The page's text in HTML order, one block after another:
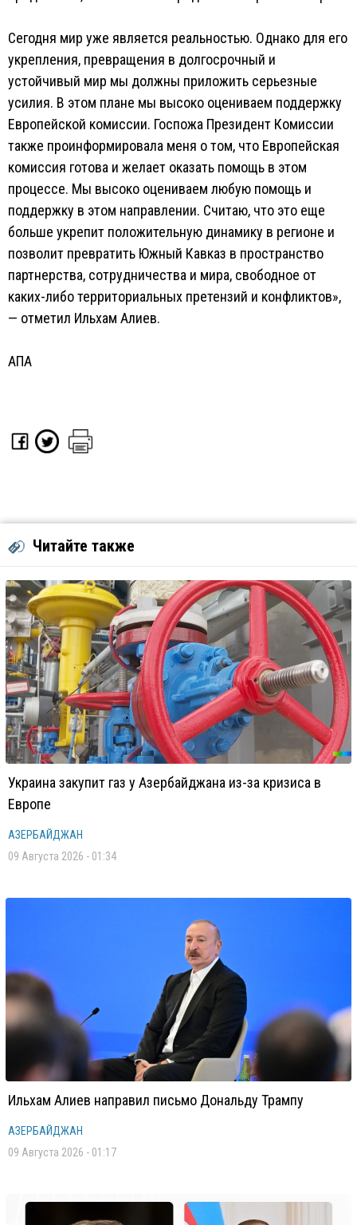
Сегодня мир уже является реальностью. Однако для его
укрепления, превращения в долгосрочный и
устойчивый мир мы должны приложить серьезные
усилия. В этом плане мы высоко оцениваем поддержку
Европейской комиссии. Госпожа Президент Комиссии
также проинформировала меня о том, что Европейская
комиссия готова и желает оказать помощь в этом
процессе. Мы высоко оцениваем любую помощь и
поддержку в этом направлении. Считаю, что это еще
больше укрепит положительную динамику в регионе и
позволит превратить Южный Кавказ в пространство
партнерства, сотрудничества и мира, свободное от
каких-либо территориальных претензий и конфликтов»,
— отметил Ильхам Алиев.
АПА
Читайте также
Украина закупит газ у Азербайджана из-за кризиса в
Европе
АЗЕРБАЙДЖАН
09 Августа 2026 - 01:34
Ильхам Алиев направил письмо Дональду Трампу
АЗЕРБАЙДЖАН
09 Августа 2026 - 01:17